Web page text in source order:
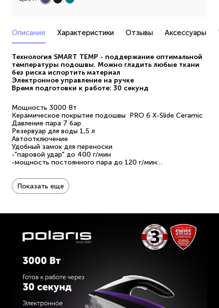
Описание Характеристики Отзывы Аксессуары
Технология SMART TEMP - поддержание оптимальной
температуры подошвы. Можно гладить любые ткани
без риска испортить материал
Электронное управление на ручке
Время подготовки к работе: 30 секунд
Мощность 3000 Вт
Керамическое покрытие подошвы PRO 6 X-Slide Ceramic
Давление пара 7 бар
Резервуар для воды 1,5 л
Автоотключение
Удобный замок для переноски
-"паровой удар" до 400 г/мин
-мощность постоянного пара до 120 г/мин
Удобная фиксация парового шланга и шнура на базе
Гарантия 3 года
Показать еще